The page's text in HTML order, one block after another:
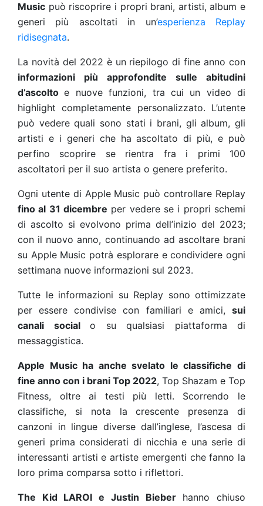
Music può riscoprire i propri brani, artisti, album e
generi più ascoltati in un’esperienza Replay
ridisegnata.
La novità del 2022 è un riepilogo di fine anno con
informazioni più approfondite sulle abitudini
d’ascoltoe nuove funzioni, tra cui un video di
highlight completamente personalizzato. L’utente
può vedere quali sono stati i brani, gli album, gli
artisti e i generi che ha ascoltato di più, e può
perfino scoprire se rientra fra i primi 100
ascoltatori per il suo artista o genere preferito.
Ogni utente di Apple Music può controllare Replay
fino al 31 dicembre per vedere se i propri schemi
di ascolto si evolvono prima dell’inizio del 2023;
con il nuovo anno, continuando ad ascoltare brani
su Apple Music potrà esplorare e condividere ogni
settimana nuove informazioni sul 2023.
Tutte le informazioni su Replay sono ottimizzate
per essere condivise con familiari e amici, sui
canali social o su qualsiasi piattaforma di
messaggistica.
Apple Music ha anche svelato le classifiche di
fine anno con i brani Top 2022, Top Shazam e Top
Fitness, oltre ai testi più letti. Scorrendo le
classifiche, si nota la crescente presenza di
canzoni in lingue diverse dall’inglese, l’ascesa di
generi prima considerati di nicchia e una serie di
interessanti artisti e artiste emergenti che fanno la
loro prima comparsa sotto i riflettori.
The Kid LAROI e Justin Bieberhanno chiuso